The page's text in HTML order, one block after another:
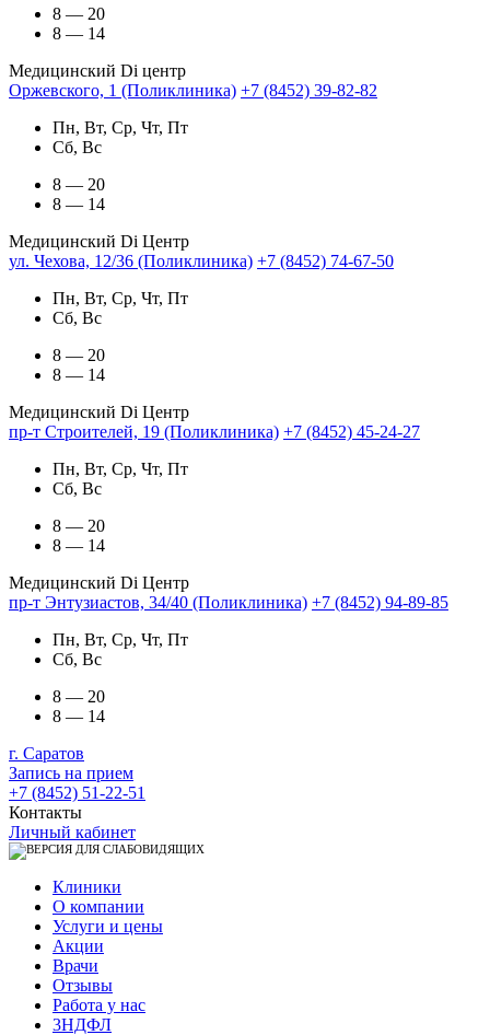
8 — 20
8 — 14
Медицинский Di центр
Оржевского, 1 (Поликлиника) +7 (8452) 39-82-82
Пн, Вт, Ср, Чт, Пт
Сб, Вс
8 — 20
8 — 14
Медицинский Di Центр
ул. Чехова, 12/36 (Поликлиника) +7 (8452) 74-67-50
Пн, Вт, Ср, Чт, Пт
Сб, Вс
8 — 20
8 — 14
Медицинский Di Центр
пр-т Строителей, 19 (Поликлиника) +7 (8452) 45-24-27
Пн, Вт, Ср, Чт, Пт
Сб, Вс
8 — 20
8 — 14
Медицинский Di Центр
пр-т Энтузиастов, 34/40 (Поликлиника) +7 (8452) 94-89-85
Пн, Вт, Ср, Чт, Пт
Сб, Вс
8 — 20
8 — 14
г. Саратов
Запись на прием
+7 (8452) 51-22-51
Контакты
Личный кабинет
Клиники
О компании
Услуги и цены
Акции
Врачи
Отзывы
Работа у нас
3НДФЛ